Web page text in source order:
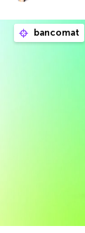
bancomat